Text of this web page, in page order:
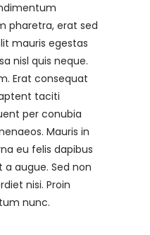
pharetra, erat sed
mauris egestas
nisl quis neque.
Erat consequat
taciti
per conubia
Mauris in
eu felis dapibus
augue. Sed non
nisi. Proin
nunc.